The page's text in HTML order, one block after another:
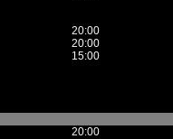
20:00
20:00
15:00
20:00